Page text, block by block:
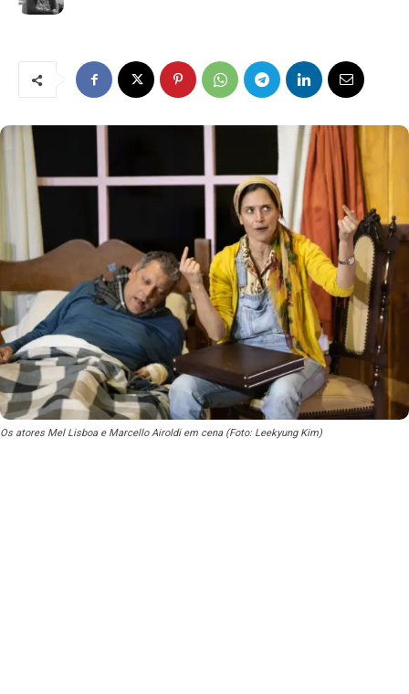
Os atores Mel Lisboa e Marcello Airoldi em cena (Foto: Leekyung Kim)